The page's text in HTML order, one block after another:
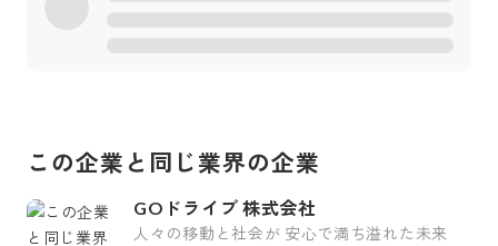
この企業と同じ業界の企業
GOドライブ 株式会社
人々の移動と社会が 安心で満ち溢れた未来